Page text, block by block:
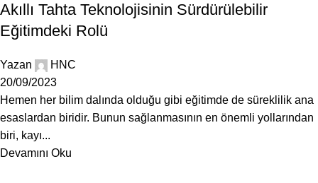
Akıllı Tahta Teknolojisinin Sürdürülebilir
Eğitimdeki Rolü
Yazan
HNC
20/09/2023
Hemen her bilim dalında olduğu gibi eğitimde de süreklilik ana
esaslardan biridir. Bunun sağlanmasının en önemli yollarından
biri, kayı...
Devamını Oku